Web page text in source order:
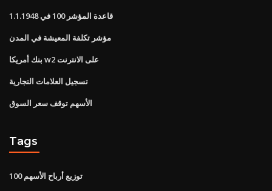
قاعدة المؤشر 100 في 1.1.1948
مؤشر تكلفة المعيشة في المدن
بنك أمريكا w2 على الانترنت
تسجيل العلامات التجارية
الأسهم توقف سعر السوق
Tags
100 توزيع أرباح الأسهم